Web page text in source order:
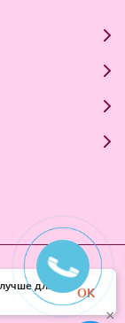
для
OK
×